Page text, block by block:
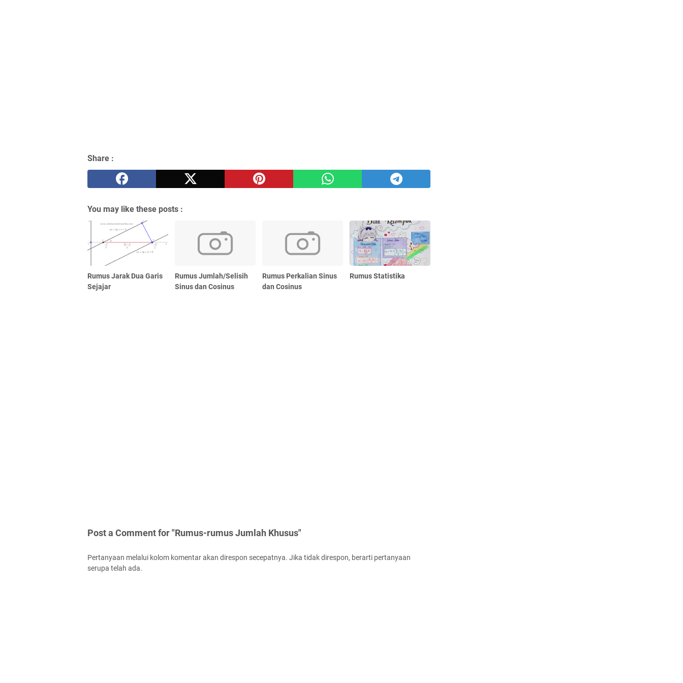
Share :
You may like these posts :
Rumus Jarak Dua Garis
Sejajar
Rumus Jumlah/Selisih
Sinus dan Cosinus
Rumus Perkalian Sinus
dan Cosinus
Rumus Statistika
Post a Comment for "Rumus-rumus Jumlah Khusus"
Pertanyaan melalui kolom komentar akan direspon secepatnya. Jika tidak direspon, berarti pertanyaan
serupa telah ada.